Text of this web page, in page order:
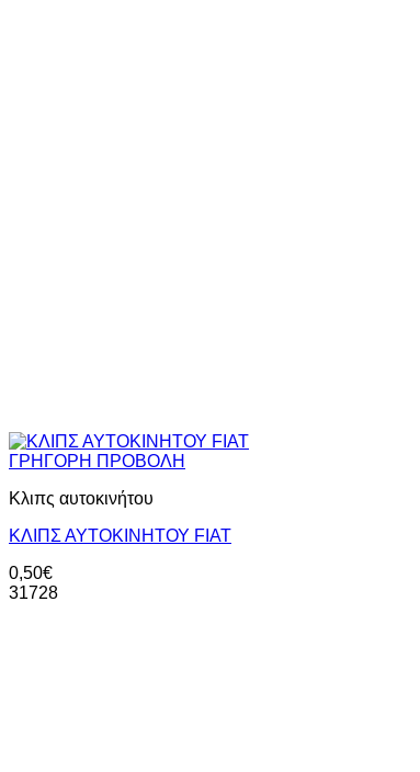
ΓΡΗΓΟΡΗ ΠΡΟΒΟΛΗ
Κλιπς αυτοκινήτου
ΚΛΙΠΣ ΑΥΤΟΚΙΝΗΤΟΥ FIAT
0,50€
31728